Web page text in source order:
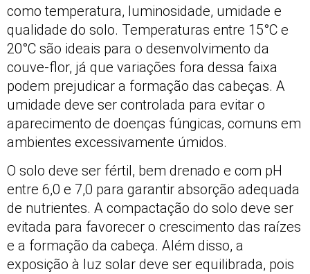
como temperatura, luminosidade, umidade e
qualidade do solo. Temperaturas entre 15°C e
20°C são ideais para o desenvolvimento da
couve-flor, já que variações fora dessa faixa
podem prejudicar a formação das cabeças. A
umidade deve ser controlada para evitar o
aparecimento de doenças fúngicas, comuns em
ambientes excessivamente úmidos.
O solo deve ser fértil, bem drenado e com pH
entre 6,0 e 7,0 para garantir absorção adequada
de nutrientes. A compactação do solo deve ser
evitada para favorecer o crescimento das raízes
e a formação da cabeça. Além disso, a
exposição à luz solar deve ser equilibrada, pois